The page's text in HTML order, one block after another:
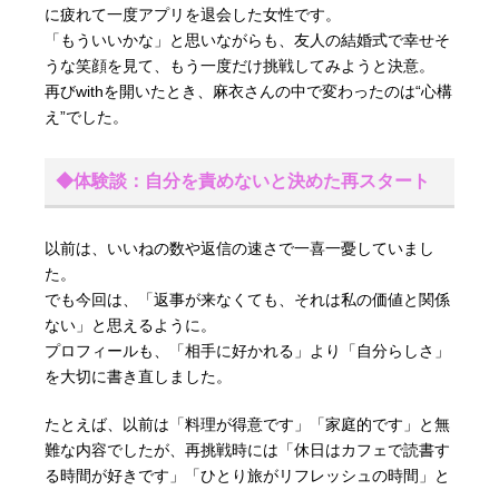
に疲れて一度アプリを退会した女性です。
「もういいかな」と思いながらも、友人の結婚式で幸せそ
うな笑顔を見て、もう一度だけ挑戦してみようと決意。
再びwithを開いたとき、麻衣さんの中で変わったのは“心構
え”でした。
◆体験談：自分を責めないと決めた再スタート
以前は、いいねの数や返信の速さで一喜一憂していまし
た。
でも今回は、「返事が来なくても、それは私の価値と関係
ない」と思えるように。
プロフィールも、「相手に好かれる」より「自分らしさ」
を大切に書き直しました。
たとえば、以前は「料理が得意です」「家庭的です」と無
難な内容でしたが、再挑戦時には「休日はカフェで読書す
る時間が好きです」「ひとり旅がリフレッシュの時間」と